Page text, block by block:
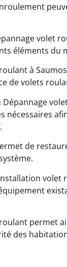
volet
éléments du
à
de volets
nécessaires
de
permet
des